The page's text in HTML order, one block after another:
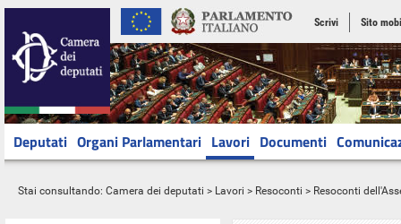
Scrivi Sito
Deputati Organi Parlamentari Lavori Documenti
Stai consultando: Camera dei deputati > Lavori > Resoconti > Resoconti